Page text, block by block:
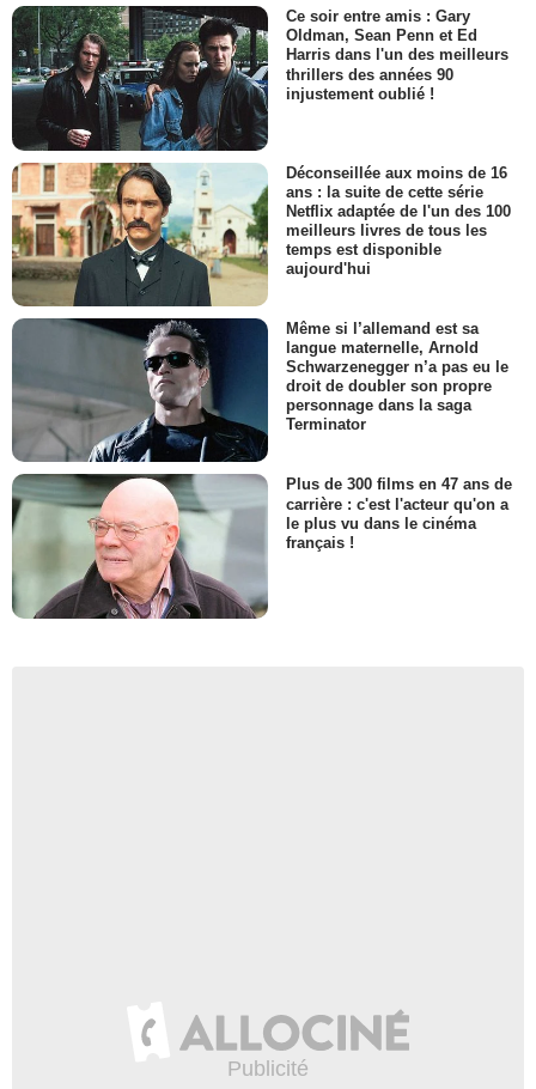
Ce soir entre amis : Gary
Oldman, Sean Penn et Ed
Harris dans l'un des meilleurs
thrillers des années 90
injustement oublié !
Déconseillée aux moins de 16
ans : la suite de cette série
Netflix adaptée de l'un des 100
meilleurs livres de tous les
temps est disponible
aujourd'hui
Même si l’allemand est sa
langue maternelle, Arnold
Schwarzenegger n’a pas eu le
droit de doubler son propre
personnage dans la saga
Terminator
Plus de 300 films en 47 ans de
carrière : c'est l'acteur qu'on a
le plus vu dans le cinéma
français !